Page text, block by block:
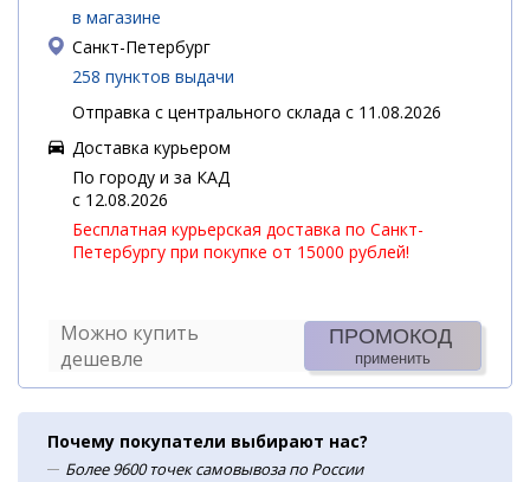
в магазине
Санкт-Петербург
258 пунктов выдачи
Отправка с центрального склада с 11.08.2026
Доставка курьером
По городу и за КАД
c 12.08.2026
Бесплатная курьерская доставка по Санкт-
Петербургу при покупке от 15000 рублей!
Можно купить
дешевле
ПРОМОКОД
применить
Почему покупатели выбирают нас?
Более 9600 точек самовывоза по России